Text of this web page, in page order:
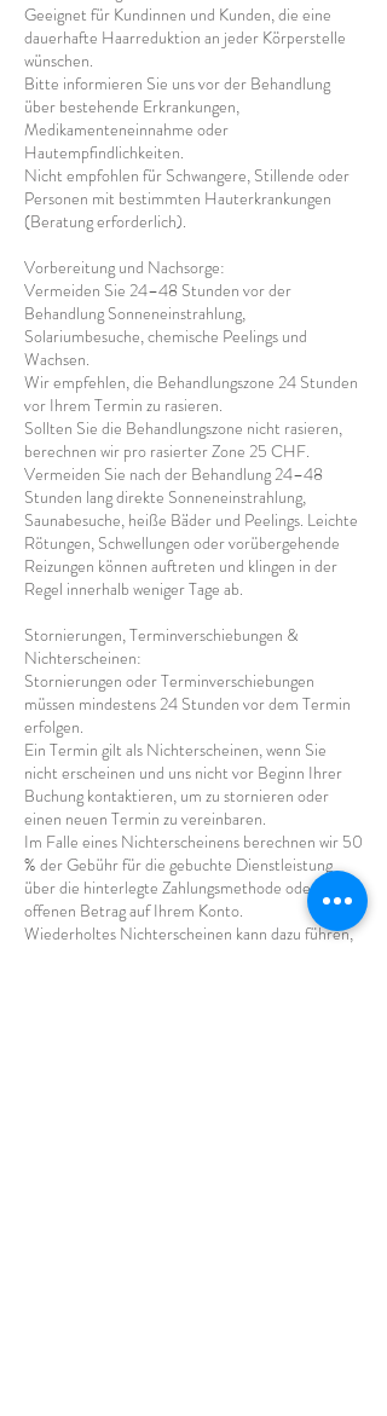
Geeignet für Kundinnen und Kunden, die eine
dauerhafte Haarreduktion an jeder Körperstelle
wünschen.
Bitte informieren Sie uns vor der Behandlung
über bestehende Erkrankungen,
Medikamenteneinnahme oder
Hautempfindlichkeiten.
Nicht empfohlen für Schwangere, Stillende oder
Personen mit bestimmten Hauterkrankungen
(Beratung erforderlich).
Vorbereitung und Nachsorge:
Vermeiden Sie 24–48 Stunden vor der
Behandlung Sonneneinstrahlung,
Solariumbesuche, chemische Peelings und
Wachsen.
Wir empfehlen, die Behandlungszone 24 Stunden
vor Ihrem Termin zu rasieren.
Sollten Sie die Behandlungszone nicht rasieren,
berechnen wir pro rasierter Zone 25 CHF.
Vermeiden Sie nach der Behandlung 24–48
Stunden lang direkte Sonneneinstrahlung,
Saunabesuche, heiße Bäder und Peelings. Leichte
Rötungen, Schwellungen oder vorübergehende
Reizungen können auftreten und klingen in der
Regel innerhalb weniger Tage ab.
Stornierungen, Terminverschiebungen &
Nichterscheinen:
Stornierungen oder Terminverschiebungen
müssen mindestens 24 Stunden vor dem Termin
erfolgen.
Ein Termin gilt als Nichterscheinen, wenn Sie
nicht erscheinen und uns nicht vor Beginn Ihrer
Buchung kontaktieren, um zu stornieren oder
einen neuen Termin zu vereinbaren.
Im Falle eines Nichterscheinens berechnen wir 50
% der Gebühr für die gebuchte Dienstleistung
über die hinterlegte Zahlungsmethode oder als
offenen Betrag auf Ihrem Konto.
Wiederholtes Nichterscheinen kann dazu führen,